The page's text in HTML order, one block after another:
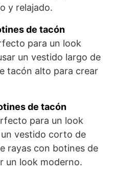
y relajado.
de tacón
para un look
un vestido largo de
tacón alto para crear
de tacón
para un look
un vestido corto de
rayas con botines de
un look moderno.